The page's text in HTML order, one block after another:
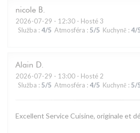
nicole B
2026-07-29 - 12:30 - Hosté 3
Služba : 4/5 Atmosféra : 5/5 Kuchyně : 4/
Alain D
2026-07-29 - 13:00 - Hosté 2
Služba : 5/5 Atmosféra : 4/5 Kuchyně : 5/
Excellent Service Cuisine, originale et